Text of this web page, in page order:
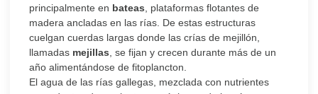
principalmente en bateas , plataformas flotantes de
madera ancladas en las rías. De estas estructuras
cuelgan cuerdas largas donde las crías de mejillón,
llamadas mejillas , se fijan y crecen durante más de un
año alimentándose de fitoplancton.
El agua de las rías gallegas, mezclada con nutrientes